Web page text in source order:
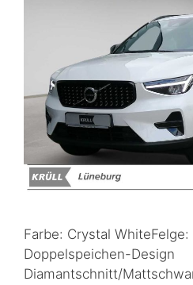
Farbe: Crystal
Doppelspeichen-Design
Diamantschnitt/